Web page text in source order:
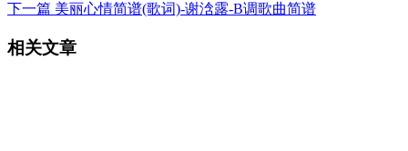
下一篇 美丽心情简谱(歌词)-谢浛露-B调歌曲简谱
相关文章